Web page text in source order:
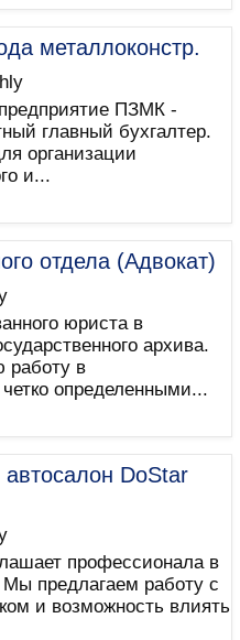
металлоконстр.
ПЗМК -
главный бухгалтер.
организации
и...
отдела (Адвокат)
юриста в
архива.
работу в
определенными...
DoStar
профессионала в
Мы предлагаем работу с
и возможность влиять